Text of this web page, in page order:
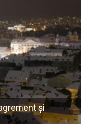
și